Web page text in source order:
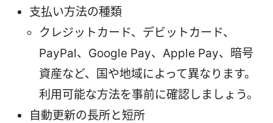
支払い方法の種類
クレジットカード、デビットカード、
PayPal、Google Pay、Apple Pay、暗号
資産など、国や地域によって異なります。
利用可能な方法を事前に確認しましょう。
自動更新の長所と短所